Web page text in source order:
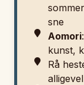
sne
Aomori
kunst,
Rå